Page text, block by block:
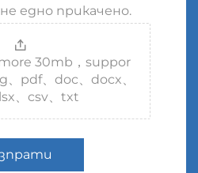
едно прикачено.
30mb，suppor
pdf、doc、docx、
、csv、txt